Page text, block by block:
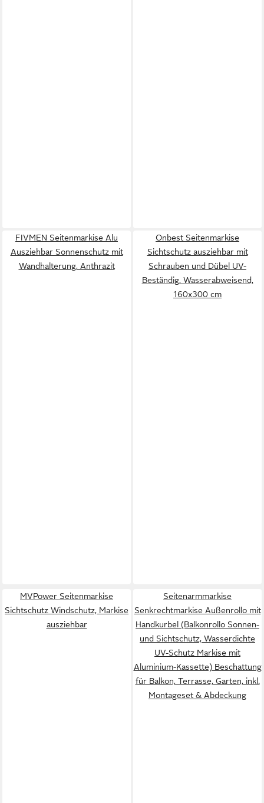
FIVMEN Seitenmarkise Alu
Ausziehbar Sonnenschutz mit
Wandhalterung, Anthrazit
Onbest Seitenmarkise
Sichtschutz ausziehbar mit
Schrauben und Dübel UV-
Beständig, Wasserabweisend,
160x300 cm
MVPower Seitenmarkise
Sichtschutz Windschutz, Markise
ausziehbar
Seitenarmmarkise
Senkrechtmarkise Außenrollo mit
Handkurbel (Balkonrollo Sonnen-
und Sichtschutz, Wasserdichte
UV-Schutz Markise mit
Aluminium-Kassette) Beschattung
für Balkon, Terrasse, Garten, inkl.
Montageset & Abdeckung